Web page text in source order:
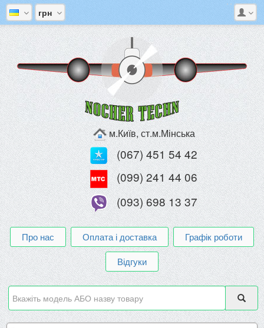
грн
м.Київ, ст.м.Мінська
(067) 451 54 42
(099) 241 44 06
(093) 698 13 37
Про нас Оплата і доставка
Графік роботи
Відгуки